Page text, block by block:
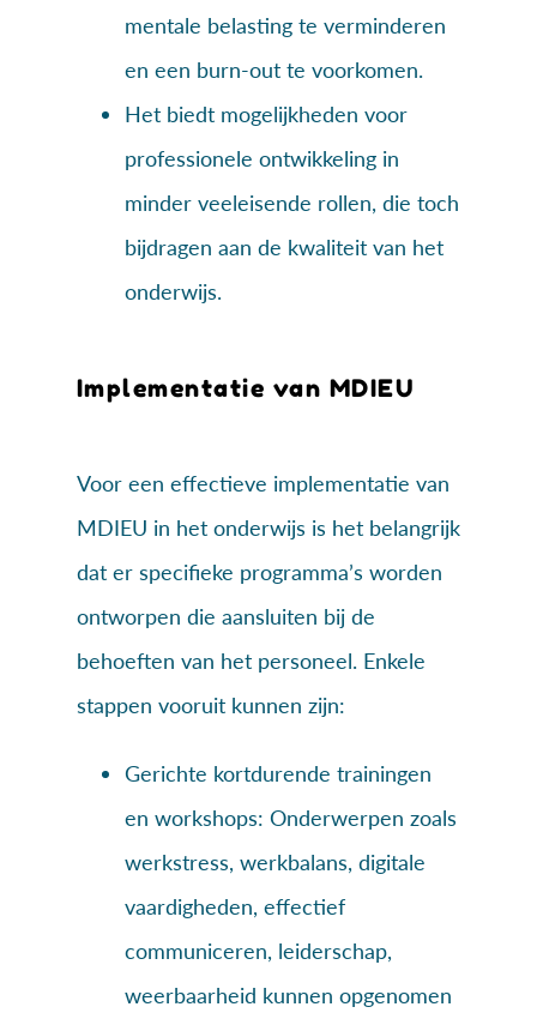
mentale belasting te verminderen
en een burn-out te voorkomen.
Het biedt mogelijkheden voor
professionele ontwikkeling in
minder veeleisende rollen, die toch
bijdragen aan de kwaliteit van het
onderwijs.
Implementatie van MDIEU
Voor een effectieve implementatie van
MDIEU in het onderwijs is het belangrijk
dat er specifieke programma’s worden
ontworpen die aansluiten bij de
behoeften van het personeel. Enkele
stappen vooruit kunnen zijn:
Gerichte kortdurende trainingen
en workshops: Onderwerpen zoals
werkstress, werkbalans, digitale
vaardigheden, effectief
communiceren, leiderschap,
weerbaarheid kunnen opgenomen